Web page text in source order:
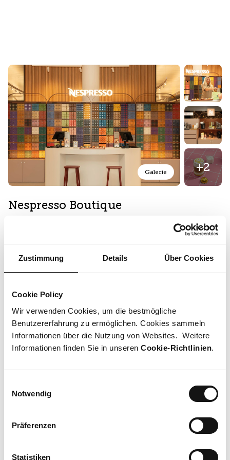
Zustimmung Details Über Cookies
Cookie Policy
Wir verwenden Cookies, um die bestmögliche
Benutzererfahrung zu ermöglichen. Cookies sammeln
Informationen über die Nutzung von Websites. Weitere
Informationen finden Sie in unseren Cookie-Richtlinien.
Notwendig
Präferenzen
Statistiken
Galerie +2
Nespresso Boutique
Kontakt
0800 55 52 53
Social Media
facebookinstagram
Lageplan